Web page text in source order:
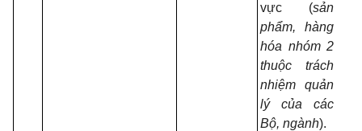
vực (sản
phẩm, hàng
hóa nhóm 2
thuộc trách
nhiệm quản
lý của các
Bộ, ngành).